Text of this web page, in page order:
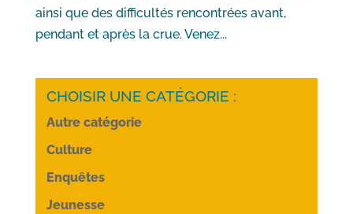
ainsi que des difficultés rencontrées avant,
pendant et après la crue. Venez...
CHOISIR UNE CATÉGORIE :
Autre catégorie
Culture
Enquêtes
Jeunesse